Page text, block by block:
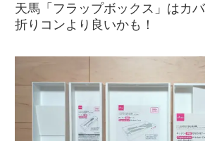
天馬「フラップボックス」はカ
折りコンより良いかも！